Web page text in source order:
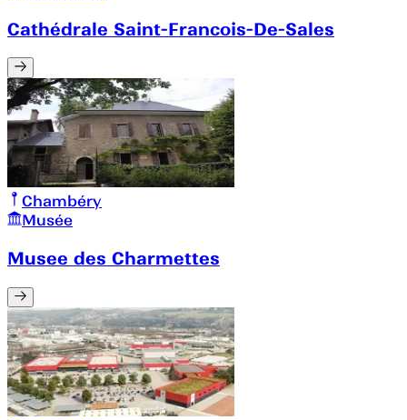
Cathédrale Saint-Francois-De-Sales
Chambéry
Musée
Musee des Charmettes